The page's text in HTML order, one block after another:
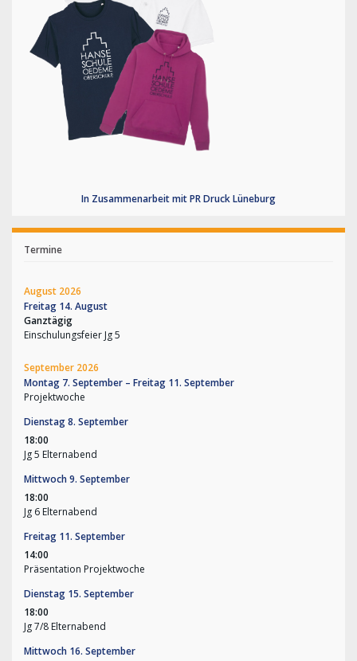
In Zusammenarbeit mit PR Druck Lüneburg
Termine
August 2026
Freitag 14. August
Ganztägig
Einschulungsfeier Jg 5
September 2026
Montag 7. September – Freitag 11. September
Projektwoche
Dienstag8. September
18:00
Jg 5 Elternabend
Mittwoch9. September
18:00
Jg 6 Elternabend
Freitag 11. September
14:00
Präsentation Projektwoche
Dienstag 15. September
18:00
Jg 7/8 Elternabend
Mittwoch 16. September